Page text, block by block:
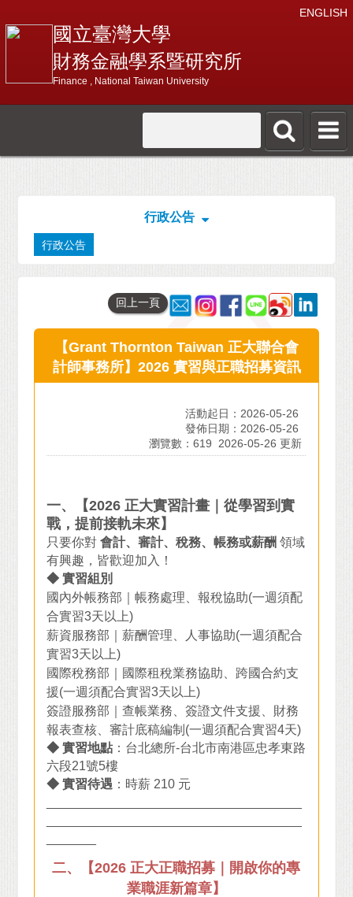
ENGLISH
國立臺灣大學
財務金融學系暨研究所
Finance , National Taiwan University
行政公告
行政公告
回上一頁
【Grant Thornton Taiwan 正大聯合會
計師事務所】2026 實習與正職招募資訊
活動起日：2026-05-26
發佈日期：2026-05-26
瀏覽數：619
2026-05-26 更新
一、【2026 正大實習計畫｜從學習到實
戰，提前接軌未來】
只要你對會計、審計、稅務、帳務或薪酬 領域
有興趣，皆歡迎加入！
◆ 實習組別
國內外帳務部｜帳務處理、報稅協助(一週須配
合實習3天以上)
薪資服務部｜薪酬管理、人事協助(一週須配合
實習3天以上)
國際稅務部｜國際租稅業務協助、跨國合約支
援(一週須配合實習3天以上)
簽證服務部｜查帳業務、簽證文件支援、財務
報表查核、審計底稿編制(一週須配合實習4天)
◆ 實習地點 ：台北總所-台北市南港區忠孝東路
六段21號5樓
◆ 實習待遇 ：時薪 210 元
二、【2026 正大正職招募｜開啟你的專
業職涯新篇章】